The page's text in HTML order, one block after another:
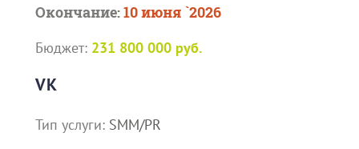
Окончание:10 июня `2026
Бюджет: 231 800 000 руб.
VK
Тип услуги: SMM/PR